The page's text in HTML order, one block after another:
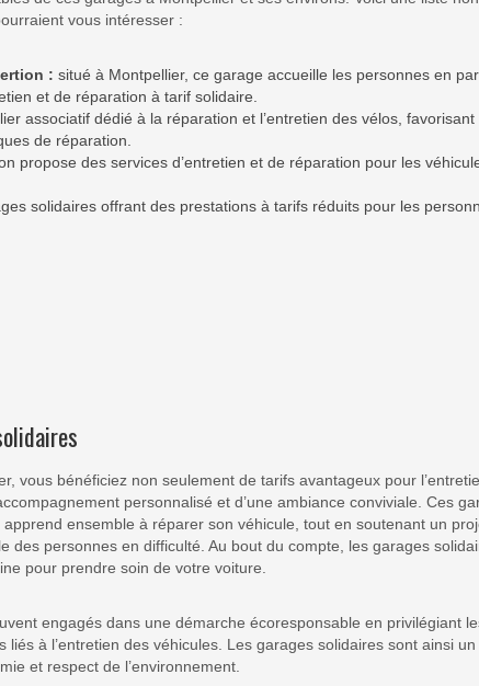
vous intéresser :
: situé à Montpellier, ce garage accueille les personnes en
et de réparation à tarif solidaire.
associatif dédié à la réparation et l’entretien des vélos, favorisant
de réparation.
propose des services d’entretien et de réparation pour les
solidaires offrant des prestations à tarifs réduits pour les
vous bénéficiez non seulement de tarifs avantageux pour
personnalisé et d’une ambiance conviviale. Ces
apprend ensemble à réparer son véhicule, tout en soutenant un
des personnes en difficulté. Au bout du compte, les garages
pour prendre soin de votre voiture.
engagés dans une démarche écoresponsable en privilégiant
liés à l’entretien des véhicules. Les garages solidaires sont ainsi
et respect de l’environnement.